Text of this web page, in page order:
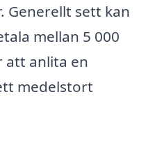
Generellt sett kan
mellan 5 000
att anlita en
medelstort